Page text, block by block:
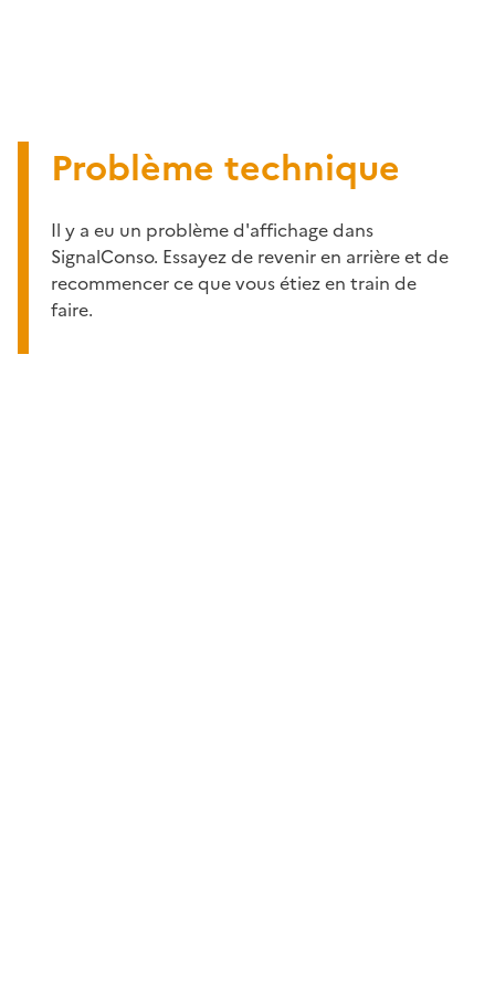
Problème technique
Il y a eu un problème d'affichage dans
SignalConso. Essayez de revenir en arrière et de
recommencer ce que vous étiez en train de
faire.